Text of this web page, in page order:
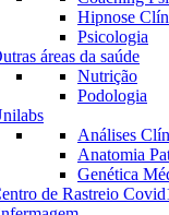
Hipnose
Psicologia
áreas da saúde
Nutrição
Podologia
Análises
Anatomia
Genética
de Rastreio